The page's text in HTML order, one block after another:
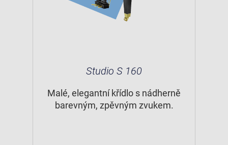
Studio S 160
Malé, elegantní křídlo s nádherně
barevným, zpěvným zvukem.